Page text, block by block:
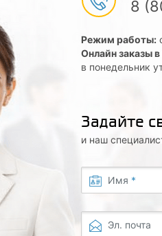
8
Режим работы:
Онлайн заказы
в понедельник
Задайте
и наш
Имя *
Эл. почта